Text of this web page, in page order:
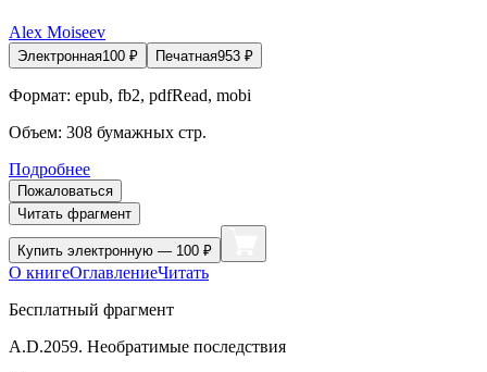
Alex Moiseev
Электронная100 ₽ Печатная953 ₽
Формат: epub, fb2, pdfRead, mobi
Объем: 308 бумажных стр.
Подробнее
Пожаловаться
Читать фрагмент
Купить электронную — 100 ₽
О книгеОглавлениеЧитать
Бесплатный фрагмент
A.D.2059. Необратимые последствия